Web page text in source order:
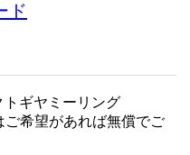
ド
ギヤミーリング
ご希望があれば無償でご